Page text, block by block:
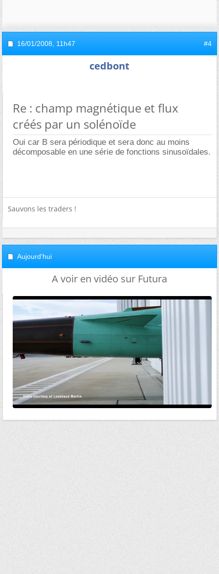
16/01/2008, 11h47 #4
cedbont
Re : champ magnétique et flux
créés par un solénoïde
Oui car B sera périodique et sera donc au moins
décomposable en une série de fonctions sinusoïdales.
Sauvons les traders !
Aujourd'hui
A voir en vidéo sur Futura